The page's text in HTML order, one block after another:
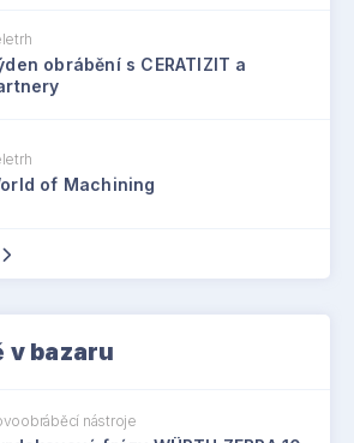
obrábění s CERATIZIT a
of Machining
v bazaru
nástroje